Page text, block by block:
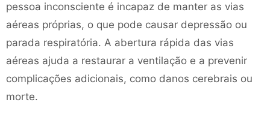
pessoa inconsciente é incapaz de manter as vias
aéreas próprias, o que pode causar depressão ou
parada respiratória. A abertura rápida das vias
aéreas ajuda a restaurar a ventilação e a prevenir
complicações adicionais, como danos cerebrais ou
morte.